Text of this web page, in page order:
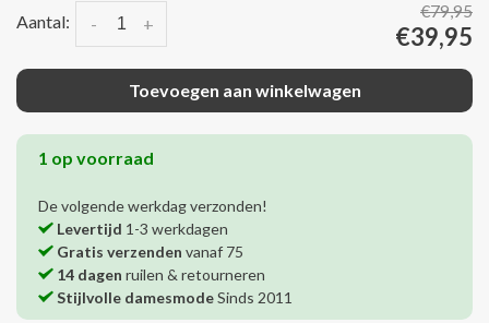
Aantal: +
-
€79,95
€39,95
Toevoegen aan winkelwagen
1 op voorraad
De volgende werkdag verzonden!
Levertijd 1-3 werkdagen
Gratis verzenden vanaf 75
14 dagen ruilen & retourneren
Stijlvolle damesmodeSinds 2011